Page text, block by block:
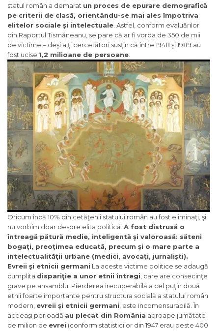
statul român a demarat un proces de epurare demografică
pe criterii de clasă, orientându-se mai ales împotriva
elitelor sociale şi intelectuale . Astfel, conform evaluărilor
din Raportul Tismăneanu, se pare că ar fi vorba de 350 de mii
de victime – deşi alţi cercetători susţin că între 1948 şi 1989 au
fost ucise 1,2 milioane de persoane
Oricum încă 10% din cetăţenii statului român au fost eliminaţi, şi
nu vorbim doar despre elita politică. A fost distrusă o
întreagă pătură medie, inteligentă şi valoroasă: săteni
bogaţi, preoţimea educată, precum şi o mare parte a
intelectualităţii urbane (medici, avocaţi, jurnalişti).
Evreii şi etnicii germani La aceste victime politice se adaugă
cumplita dispariţie a unor etnii întregi , care are consecinţe
grave pe ansamblu. Pierderea irecuperabilă a cel puţin două
etnii foarte importante pentru structura socială a statului român
modern, evreii şi etnicii germani , este incomensurabilă. În
aceeaşi perioadă au plecat din România aproape jumătate
de milion de evrei (conform statisticilor din 1947 erau peste 400